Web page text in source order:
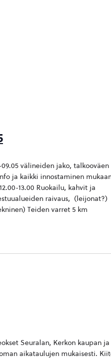
välineiden jako, talkooväen
ja kaikki innostaminen
13.00 Ruokailu, kahvit ja
raivaus, (leijonat?)
Teiden varret 5 km
Seuralan, Kerkon kaupan ja
aikataulujen mukaisesti.